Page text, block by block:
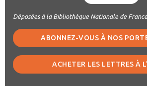
Déposées à la Bibliothèque Nationale de France
ABONNEZ-VOUS À NOS
ACHETER LES LETTRES À